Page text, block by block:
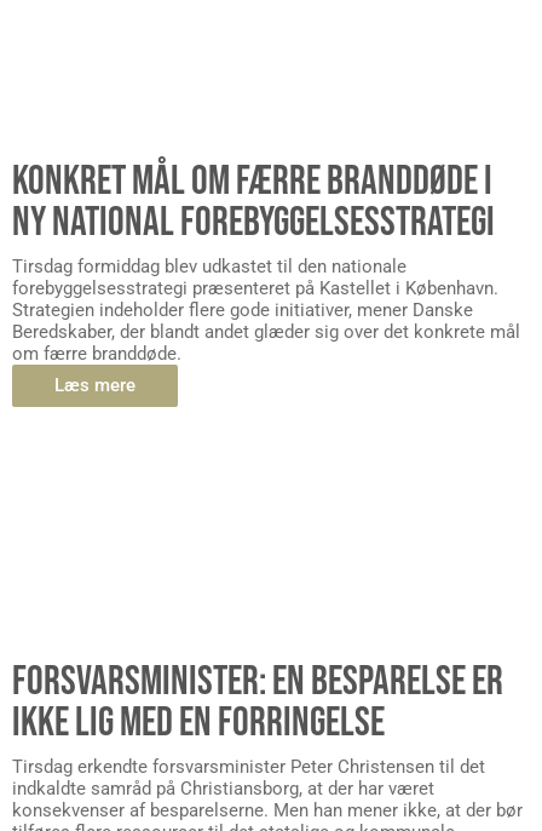
KONKRET MÅL OM FÆRRE BRANDDØDE I
NY NATIONAL FOREBYGGELSESSTRATEGI
Tirsdag formiddag blev udkastet til den nationale
forebyggelsesstrategi præsenteret på Kastellet i København.
Strategien indeholder flere gode initiativer, mener Danske
Beredskaber, der blandt andet glæder sig over det konkrete mål
om færre branddøde.
Læs mere
FORSVARSMINISTER: EN BESPARELSE ER
IKKE LIG MED EN FORRINGELSE
Tirsdag erkendte forsvarsminister Peter Christensen til det
indkaldte samråd på Christiansborg, at der har været
konsekvenser af besparelserne. Men han mener ikke, at der bør